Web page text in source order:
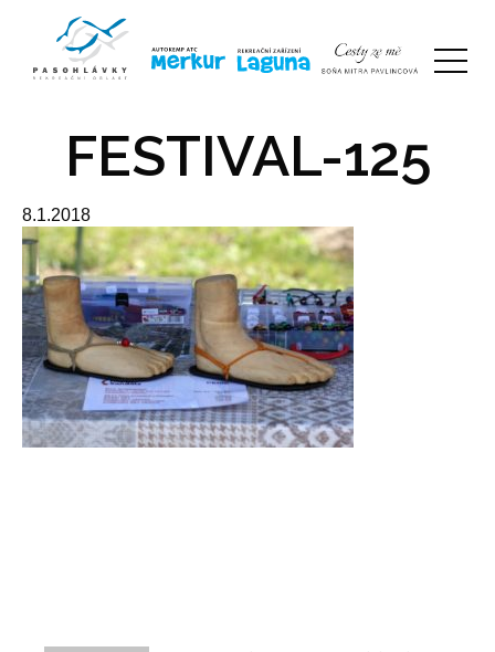
FESTIVAL-125
8.1.2018